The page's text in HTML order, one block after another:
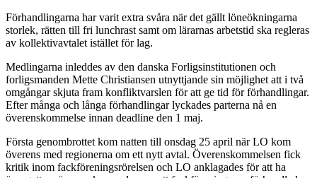
Förhandlingarna har varit extra svåra när det gällt löneökningarna
storlek, rätten till fri lunchrast samt om lärarnas arbetstid ska regleras
av kollektivavtalet istället för lag.
Medlingarna inleddes av den danska Forligsinstitutionen och
forligsmanden Mette Christiansen utnyttjande sin möjlighet att i två
omgångar skjuta fram konfliktvarslen för att ge tid för förhandlingar.
Efter många och långa förhandlingar lyckades parterna nå en
överenskommelse innan deadline den 1 maj.
Första genombrottet kom natten till onsdag 25 april när LO kom
överens med regionerna om ett nytt avtal. Överenskommelsen fick
kritik inom fackföreningsrörelsen och LO anklagades för att ha